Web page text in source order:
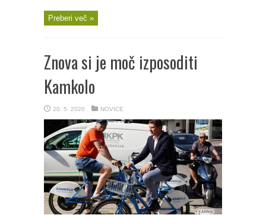
Preberi več »
Znova si je moč izposoditi
Kamkolo
20. 5. 2020 NOVICE